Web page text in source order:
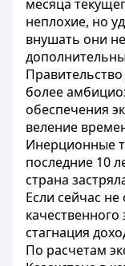
месяца
неплохие, но
внушать они
более
обеспечения
веление
Инерционные
последние 10
страна
Если сейчас
стагнация
По расчетам